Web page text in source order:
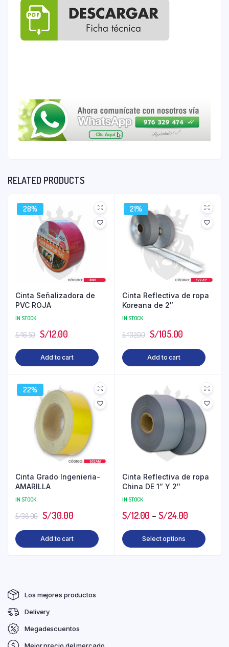
RELATED PRODUCTS
28%
Cinta Señalizadora de
PVC ROJA
IN STOCK
S/16.50 S/12.00
Add to cart
21%
Cinta Reflectiva de ropa
Koreana de 2″
IN STOCK
S/132.00 S/105.00
Add to cart
22%
Cinta Grado Ingenieria-
AMARILLA
IN STOCK
S/38.00 S/30.00
Add to cart
Cinta Reflectiva de ropa
China DE 1″ Y 2″
IN STOCK
S/12.00 –S/24.00
Select options
Los mejores productos
Delivery
Megadescuentos